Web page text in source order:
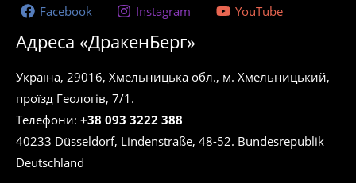
Facebook Instagram YouTube
Адреса «ДракенБерг»
Україна, 29016, Хмельницька обл., м. Хмельницький,
проїзд Геологів, 7/1.
Телефони: +38 093 3222 388
40233 Düsseldorf, Lindenstraße, 48-52. Bundesrepublik
Deutschland